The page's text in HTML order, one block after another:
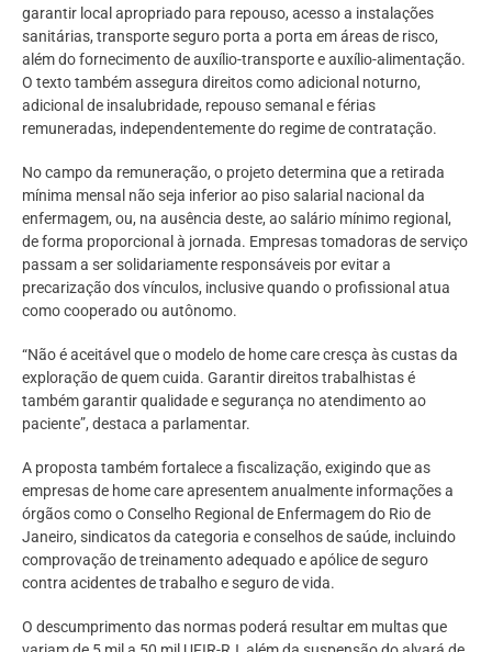
garantir local apropriado para repouso, acesso a instalações
sanitárias, transporte seguro porta a porta em áreas de risco,
além do fornecimento de auxílio-transporte e auxílio-alimentação.
O texto também assegura direitos como adicional noturno,
adicional de insalubridade, repouso semanal e férias
remuneradas, independentemente do regime de contratação.
No campo da remuneração, o projeto determina que a retirada
mínima mensal não seja inferior ao piso salarial nacional da
enfermagem, ou, na ausência deste, ao salário mínimo regional,
de forma proporcional à jornada. Empresas tomadoras de serviço
passam a ser solidariamente responsáveis por evitar a
precarização dos vínculos, inclusive quando o profissional atua
como cooperado ou autônomo.
“Não é aceitável que o modelo de home care cresça às custas da
exploração de quem cuida. Garantir direitos trabalhistas é
também garantir qualidade e segurança no atendimento ao
paciente”, destaca a parlamentar.
A proposta também fortalece a fiscalização, exigindo que as
empresas de home care apresentem anualmente informações a
órgãos como o Conselho Regional de Enfermagem do Rio de
Janeiro, sindicatos da categoria e conselhos de saúde, incluindo
comprovação de treinamento adequado e apólice de seguro
contra acidentes de trabalho e seguro de vida.
O descumprimento das normas poderá resultar em multas que